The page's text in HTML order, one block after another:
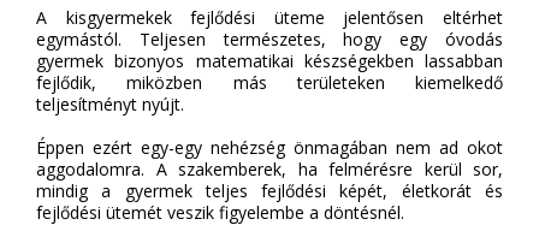
A kisgyermekek fejlődési üteme jelentősen eltérhet
egymástól. Teljesen természetes, hogy egy óvodás
gyermek bizonyos matematikai készségekben lassabban
fejlődik, miközben más területeken kiemelkedő
teljesítményt nyújt.
Éppen ezért egy-egy nehézség önmagában nem ad okot
aggodalomra. A szakemberek, ha felmérésre kerül sor,
mindig a gyermek teljes fejlődési képét, életkorát és
fejlődési ütemét veszik figyelembe a döntésnél.